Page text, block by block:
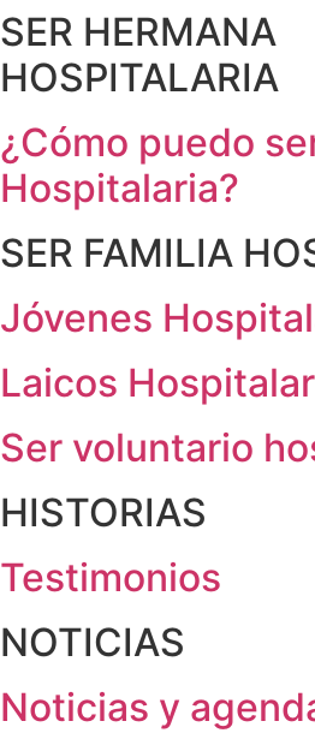
SER HERMANA
HOSPITALARIA
¿Cómo puedo
Hospitalaria?
SER FAMILIA
Jóvenes
Laicos
Ser voluntario
HISTORIAS
Testimonios
NOTICIAS
Noticias y